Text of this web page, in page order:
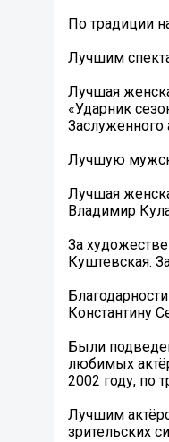
По традиции
Лучшим
Лучшая
«Ударник
Заслуженного
Лучшую
Лучшая
Владимир
За
Куштевская.
Константину
Были
любимых
2002 году, по
Лучшим
зрительских